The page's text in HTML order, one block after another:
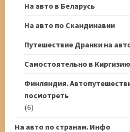
На авто в Беларусь
На авто по Скандинавии
Путешествие Дранки на
Самостоятельно в Киргизию
Финляндия.
посмотреть
(6)
На авто по странам. Инфо